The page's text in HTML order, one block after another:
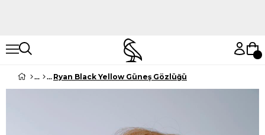
Ryan Black Yellow Güneş Gözlüğü